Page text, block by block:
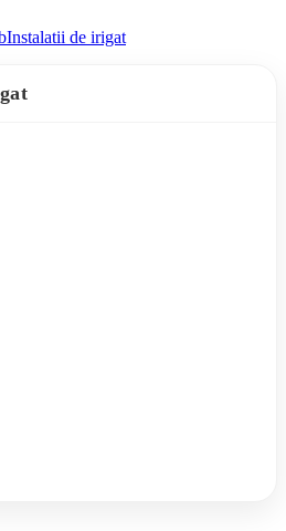
Instalatii de irigat